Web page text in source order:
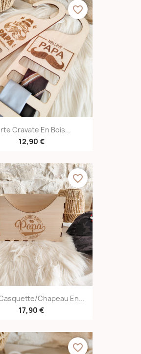
Cravate En Bois...
12,90 €
favorite_border
chapeau En...
17,90 €
favorite_border
favorite_border